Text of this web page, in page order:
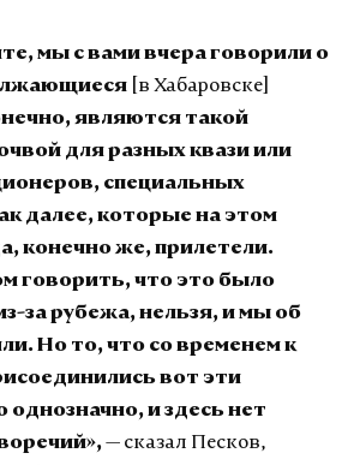
мы с вами вчера говорили о
[в Хабаровске]
являются такой
для разных квази или
специальных
далее, которые на этом
конечно же, прилетели.
говорить, что это было
за рубежа, нельзя, и мы об
Но то, что со временем к
вот эти
однозначно, и здесь нет
— сказал Песков,